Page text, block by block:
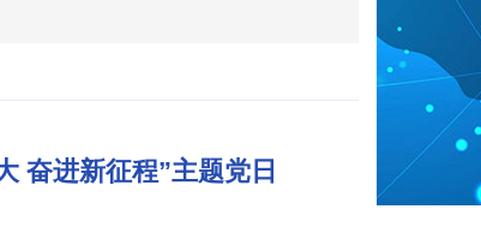
奋进新征程”主题党日